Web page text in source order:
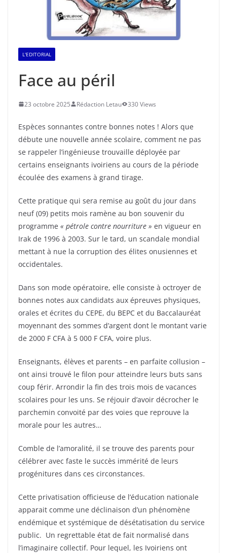
L'EDITORIAL
Face au péril
23 octobre 2025 Rédaction Letau 330 Views
Espèces sonnantes contre bonnes notes ! Alors que
débute une nouvelle année scolaire, comment ne pas
se rappeler l’ingénieuse trouvaille déployée par
certains enseignants ivoiriens au cours de la période
écoulée des examens à grand tirage.
Cette pratique qui sera remise au goût du jour dans
neuf (09) petits mois ramène au bon souvenir du
programme « pétrole contre nourriture » en vigueur en
Irak de 1996 à 2003. Sur le tard, un scandale mondial
mettant à nue la corruption des élites onusiennes et
occidentales.
Dans son mode opératoire, elle consiste à octroyer de
bonnes notes aux candidats aux épreuves physiques,
orales et écrites du CEPE, du BEPC et du Baccalauréat
moyennant des sommes d’argent dont le montant varie
de 2000 F CFA à 5 000 F CFA, voire plus.
Enseignants, élèves et parents – en parfaite collusion –
ont ainsi trouvé le filon pour atteindre leurs buts sans
coup férir. Arrondir la fin des trois mois de vacances
scolaires pour les uns. Se réjouir d’avoir décrocher le
parchemin convoité par des voies que reprouve la
morale pour les autres…
Comble de l’amoralité, il se trouve des parents pour
célébrer avec faste le succès immérité de leurs
progénitures dans ces circonstances.
Cette privatisation officieuse de l’éducation nationale
apparait comme une déclinaison d’un phénomène
endémique et systémique de désétatisation du service
public. Un regrettable état de fait normalisé dans
l’imaginaire collectif. Pour lequel, les Ivoiriens ont